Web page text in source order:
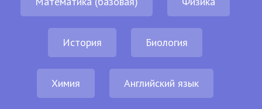
История Биология
Химия Английский язык